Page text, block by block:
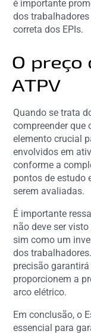
é importante
dos
correta dos EPIs.
O preço
ATPV
Quando se trata
compreender que
elemento crucial
envolvidos em
conforme a
pontos de estudo
serem avaliadas.
É importante
não deve ser
sim como um
dos
precisão
proporcionem a
arco elétrico.
Em conclusão, o
essencial para